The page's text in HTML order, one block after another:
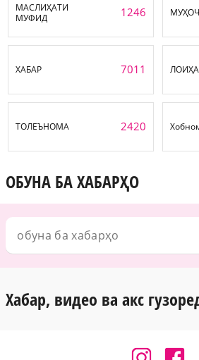
МАСЛИҲАТИ
МУФИД
1246
ХАБАР 7011 ЛОИҲА
ТОЛЕЪНОМА 2420
ОБУНА БА ХАБАРҲО
Хабар, видео ва акс